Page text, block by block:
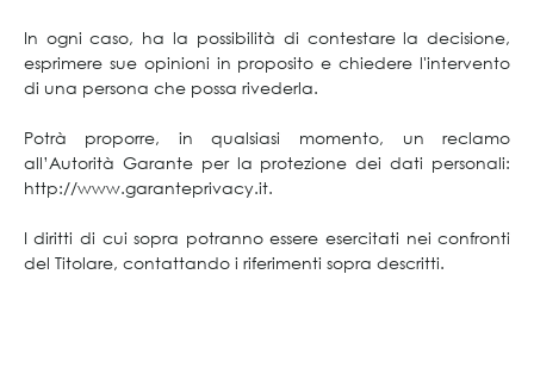
In ogni caso, ha la possibilità di contestare la decisione,
esprimere sue opinioni in proposito e chiedere l'intervento
di una persona che possa rivederla.
Potrà proporre, in qualsiasi momento, un reclamo
all’Autorità Garante per la protezione dei dati personali:
http://www.garanteprivacy.it.
I diritti di cui sopra potranno essere esercitati nei confronti
del Titolare, contattando i riferimenti sopra descritti.